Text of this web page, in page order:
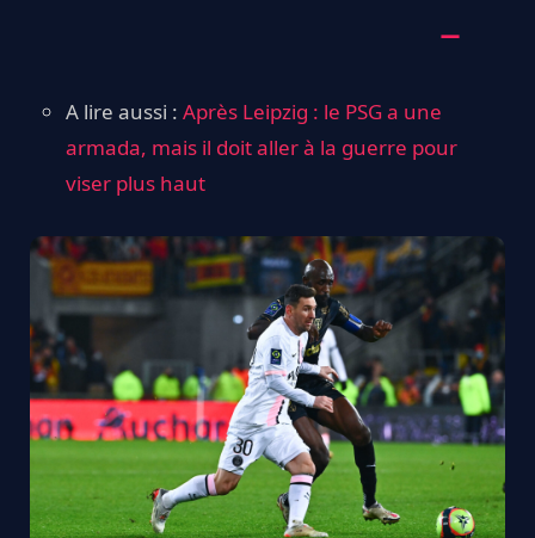
A lire aussi : Après Leipzig : le PSG a une
armada, mais il doit aller à la guerre pour
viser plus haut